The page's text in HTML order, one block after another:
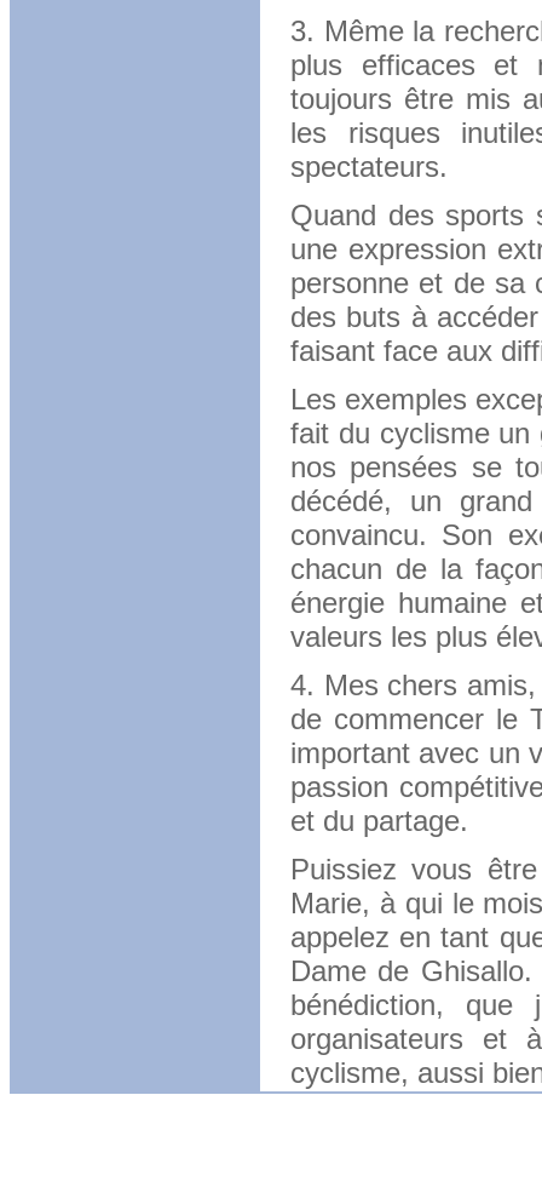
3. Même la
plus efficaces et
toujours être mis
les risques
spectateurs.
Quand des sports
une expression
personne et de sa
des buts à
faisant face aux
Les exemples
fait du cyclisme un
nos pensées se
décédé, un
convaincu. Son
chacun de la
énergie humaine
valeurs les plus
4. Mes chers
de commencer le
important avec un
passion
et du partage.
Puissiez vous
Marie, à qui le
appelez en tant
Dame de
bénédiction,
organisateurs et
cyclisme, aussi